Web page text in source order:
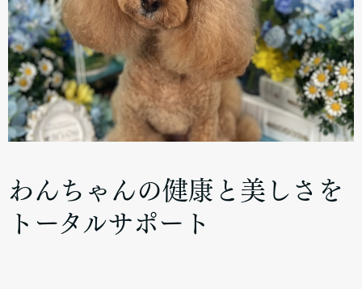
わんちゃんの健康と美しさを
トータルサポート